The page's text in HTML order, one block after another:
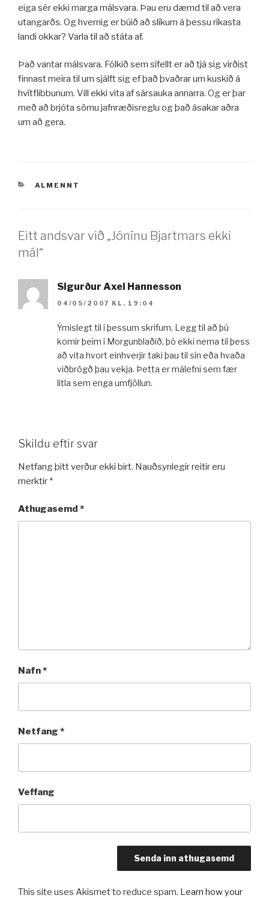
eiga sér ekki marga málsvara. Þau eru dæmd til að vera
utangarðs. Og hvernig er búið að slíkum á þessu ríkasta
landi okkar? Varla til að státa af.
Það vantar málsvara. Fólkið sem sífellt er að tjá sig virðist
finnast meira til um sjálft sig ef það þvaðrar um kuskið á
hvítflibbunum. Vill ekki vita af sársauka annarra. Og er þar
með að brjóta sömu jafnræðisreglu og það ásakar aðra
um að gera.
VÖRUFLOKKAR
ALMENNT
Eitt andsvar við „Jónínu Bjartmars ekki
mál“
Sigurður Axel Hannesson
04/05/2007 KL. 19:04
Ýmislegt til í þessum skrifum. Legg til að þú
komir þeim í Morgunblaðið, þó ekki nema til þess
að vita hvort einhverjir taki þau til sín eða hvaða
viðbrögð þau vekja. Þetta er málefni sem fær
litla sem enga umfjöllun.
Skildu eftir svar
Netfang þitt verður ekki birt. Nauðsynlegir reitir eru
merktir *
Athugasemd *
Nafn*
Netfang *
Veffang
This site uses Akismet to reduce spam. Learn how your